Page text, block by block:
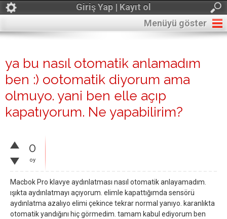
Giriş Yap | Kayıt ol
Menüyü göster
ya bu nasıl otomatik anlamadım
ben :) ootomatik diyorum ama
olmuyo. yani ben elle açıp
kapatıyorum. Ne yapabilirim?
0
oy
Macbok Pro klavye aydınlatması nasıl otomatik anlayamadım.
ışıkta aydınlatmayı açıyorum. elimle kapattığımda sensörü
aydınlatma azalıyo elimi çekince tekrar normal yanıyo. karanlıkta
otomatik yandığını hiç görmedim. tamam kabul ediyorum ben